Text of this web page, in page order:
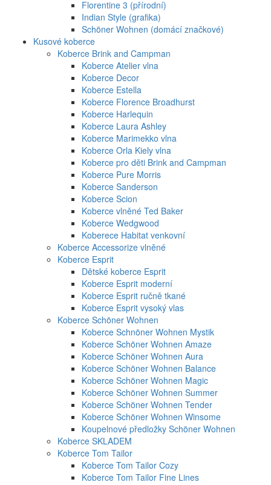
Florentine 3 (přírodní)
Indian Style (grafika)
Schöner Wohnen (domácí značkové)
Kusové koberce
Koberce Brink and Campman
Koberce Atelier vlna
Koberce Decor
Koberce Estella
Koberce Florence Broadhurst
Koberce Harlequin
Koberce Laura Ashley
Koberce Marimekko vlna
Koberce Orla Kiely vlna
Koberce pro děti Brink and Campman
Koberce Pure Morris
Koberce Sanderson
Koberce Scion
Koberce vlněné Ted Baker
Koberce Wedgwood
Koberece Habitat venkovní
Koberce Accessorize vlněné
Koberce Esprit
Dětské koberce Esprit
Koberce Esprit moderní
Koberce Esprit ručně tkané
Koberce Esprit vysoký vlas
Koberce Schöner Wohnen
Koberce Schnöner Wohnen Mystik
Koberce Schöner Wohnen Amaze
Koberce Schöner Wohnen Aura
Koberce Schöner Wohnen Balance
Koberce Schöner Wohnen Magic
Koberce Schöner Wohnen Summer
Koberce Schöner Wohnen Tender
Koberce Schöner Wohnen Winsome
Koupelnové předložky Schöner Wohnen
Koberce SKLADEM
Koberce Tom Tailor
Koberce Tom Tailor Cozy
Koberce Tom Tailor Fine Lines